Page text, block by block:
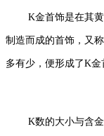
K金首饰是在其
制造而成的首饰，又
多有少，便形成了K金
K数的大小与含金